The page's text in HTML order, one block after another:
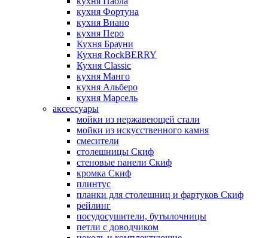
кухня Фортуна
кухня Виано
кухня Перо
Кухня Брауни
Кухня RockBERRY
Кухня Classic
кухня Манго
кухня Альберо
кухня Марсель
аксессуары
мойки из нержавеющей стали
мойки из искусственного камня
смесители
столешницы Скиф
стеновые панели Скиф
кромка Скиф
плинтус
планки для столешниц и фартуков Скиф
рейлинг
посудосушители, бутылочницы
петли с доводчиком